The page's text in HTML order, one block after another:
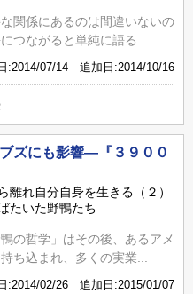
関係にあるのは間違いないの
つながると単純に語る...
:2014/07/14 追加日:2014/10/16
ズにも影響―『３９００
離れ自分自身を生きる（２）
たいた野鴨たち
の哲学」はその後、あるアメ
ち込まれ、多くの実業...
:2014/02/26 追加日:2015/01/07